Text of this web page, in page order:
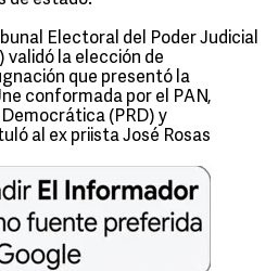
Electoral del Poder Judicial
validó la elección de
que presentó la
conformada por el PAN,
(PRD) y
al ex priista José Rosas